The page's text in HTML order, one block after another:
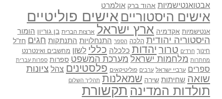
אבטואנטישמיות אהוד ברק אולמרט
אישים היסטוריים אישים פוליטיים
אנטישמיות אקדמיה ארץ ישראל ארצות הברית בן גוריון הומור
היסטוריה יהודית הלכה הספר התנחלויות התנתקות חגים חז"ל
חינוך חרדים טרור יהדות כלכלה כללי לשון מחשבים ואינטרנט
מחתרות מלחמות ישראל מערכת המשפט ספרות ספרות עברית
ספרים ערביי ישראל ערבים פוליטיקאים פלסטינים צהל ציונות
שואה שחיתות שירה שמאלנות תהליך השלום
תולדות המדינה תקשורת